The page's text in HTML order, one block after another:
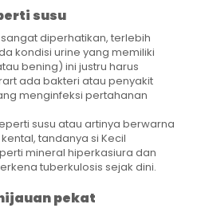
susu
diperhatikan, terlebih
kondisi urine yang memiliki
bening) ini justru harus
ada bakteri atau penyakit
menginfeksi pertahanan
susu atau artinya berwarna
tandanya si Kecil
mineral hiperkasiura dan
tuberkulosis sejak dini.
pekat